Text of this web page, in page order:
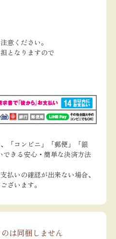
意ください。
となりますので
「コンビニ」「郵便」「銀
きる安心・簡単な決済方法
払いの確認が出来ない場合、
ざいます。
は同梱しません